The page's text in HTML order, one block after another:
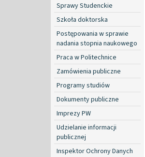
Sprawy Studenckie
Szkoła doktorska
Postępowania w sprawie
nadania stopnia naukowego
Praca w Politechnice
Zamówienia publiczne
Programy studiów
Dokumenty publiczne
Imprezy PW
Udzielanie informacji
publicznej
Inspektor Ochrony Danych